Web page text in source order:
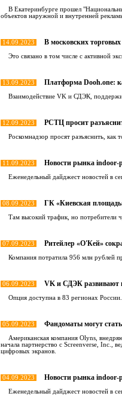
В Екатеринбурге прошел
объектов наружной и внутренней
14.09.2023 В московских
Это связано в том числе с активной
13.09.2023 Платформа Dooh.one:
Взаимодействие VK и СДЭК,
12.09.2023 РСТЦ просит
Роскомнадзор просят разъяснить, как
11.09.2023 Новости рынка indoor-
Еженедельный дайджест новостей в
08.09.2023 ГК «Киевская
Там высокий трафик, но потребители
07.09.2023 Ритейлер «О'Кей»
Компания потратила 956 млн рублей
06.09.2023 VK и СДЭК развивают
Опция доступна в 83 регионах России.
05.09.2023 Фандоматы могут
Американская компания Olyns,
начала партнерство с Screenverse, Inc.,
цифровых экранов.
04.09.2023 Новости рынка indoor-
Еженедельный дайджест новостей в